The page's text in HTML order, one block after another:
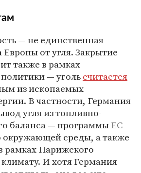
— не единственная
Европы от угля. Закрытие
также в рамках
— угольсчитается
из ископаемых
В частности, Германия
угля из топливно-
баланса — программыЕС
среды, а также
рамках Парижского
И хотя Германия